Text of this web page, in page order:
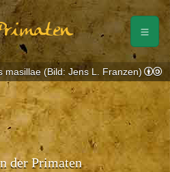
der Primaten
masillae (Bild: Jens L. Franzen)